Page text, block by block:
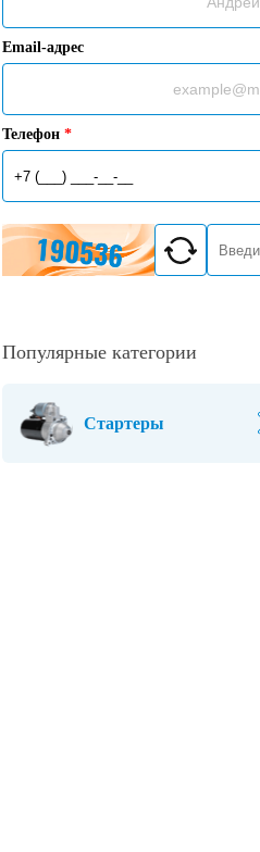
Email-адрес
Телефон *
Популярные категории
Стартеры